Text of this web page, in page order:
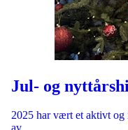
Jul- og
2025 har vært et aktivt